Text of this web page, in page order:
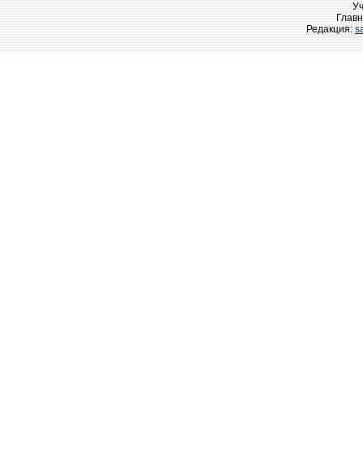
Редакция: